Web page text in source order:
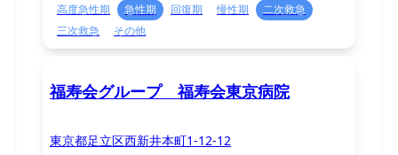
高度急性期 急性期 回復期 慢性期
二次救急
三次救急
その他
福寿会グループ 福寿会東京病院
東京都足立区西新井本町1-12-12